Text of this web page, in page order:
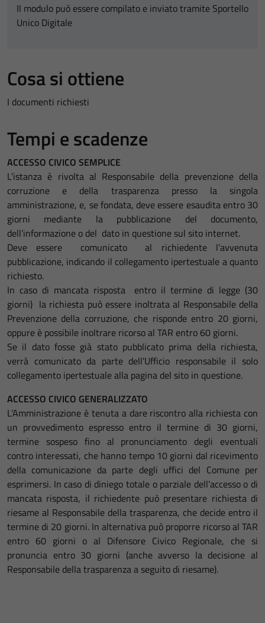
Il modulo può essere compilato e inviato tramite Sportello
Unico Digitale
Cosa si ottiene
I documenti richiesti
Tempi e scadenze
ACCESSO CIVICO SEMPLICE
L’istanza è rivolta al Responsabile della prevenzione della
corruzione e della trasparenza presso la singola
amministrazione, e, se fondata, deve essere esaudita entro 30
giorni mediante la pubblicazione del documento,
dell’informazione o del dato in questione sul sito internet.
Deve essere comunicato al richiedente l’avvenuta
pubblicazione, indicando il collegamento ipertestuale a quanto
richiesto.
In caso di mancata risposta entro il termine di legge (30
giorni) la richiesta può essere inoltrata al Responsabile della
Prevenzione della corruzione, che risponde entro 20 giorni,
oppure è possibile inoltrare ricorso al TAR entro 60 giorni.
Se il dato fosse già stato pubblicato prima della richiesta,
verrà comunicato da parte dell’Ufficio responsabile il solo
collegamento ipertestuale alla pagina del sito in questione.
ACCESSO CIVICO GENERALIZZATO
L’Amministrazione è tenuta a dare riscontro alla richiesta con
un provvedimento espresso entro il termine di 30 giorni,
termine sospeso fino al pronunciamento degli eventuali
contro interessati, che hanno tempo 10 giorni dal ricevimento
della comunicazione da parte degli uffici del Comune per
esprimersi. In caso di diniego totale o parziale dell’accesso o di
mancata risposta, il richiedente può presentare richiesta di
riesame al Responsabile della trasparenza, che decide entro il
termine di 20 giorni. In alternativa può proporre ricorso al TAR
entro 60 giorni o al Difensore Civico Regionale, che si
pronuncia entro 30 giorni (anche avverso la decisione al
Responsabile della trasparenza a seguito di riesame).